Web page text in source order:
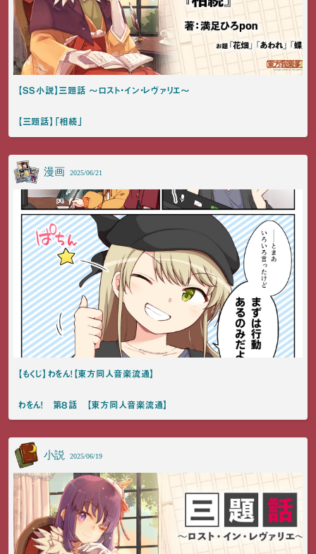
【SS小説】三題話 ～ロスト・イン・レヴァリエ～
【三題話】「相続」
漫画 2025/06/21
【もくじ】わをん！【東方同人音楽流通】
わをん！ 第８話 【東方同人音楽流通】
小説 2025/06/19